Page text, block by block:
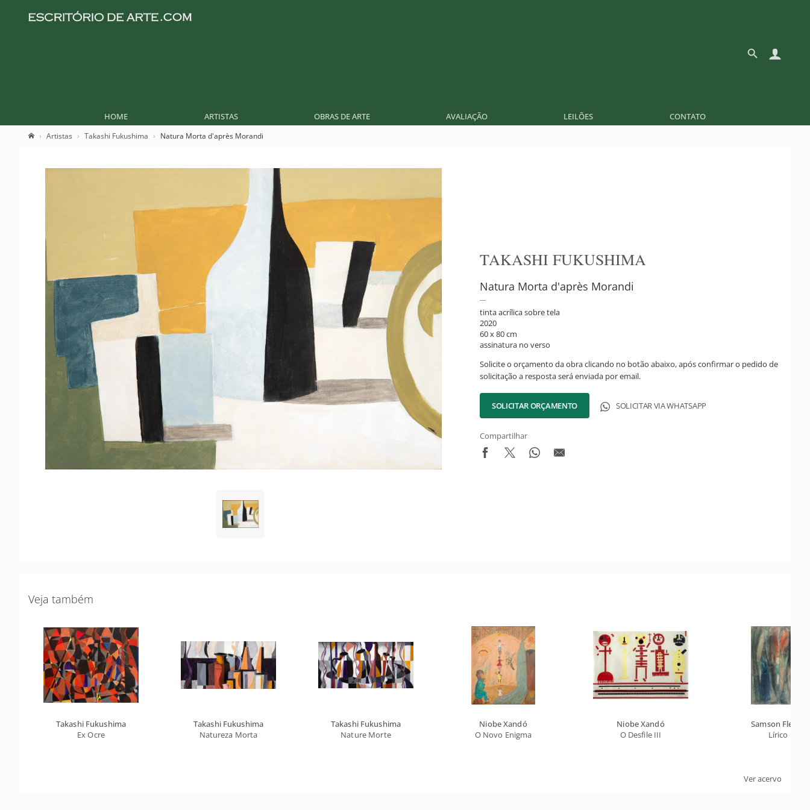
HOME ARTISTAS OBRAS DE ARTE AVALIAÇÃO LEILÕES CONTATO
Artistas Takashi Fukushima Natura Morta d'après Morandi
TAKASHI FUKUSHIMA
Natura Morta d'après Morandi
tinta acrílica sobre tela
2020
60 x 80 cm
assinatura no verso
Solicite o orçamento da obra clicando no botão abaixo, após confirmar o pedido de
solicitação a resposta será enviada por email.
SOLICITAR ORÇAMENTO SOLICITAR VIA WHATSAPP
Compartilhar
Veja também
Takashi Fukushima
Ex Ocre
Takashi Fukushima
Natureza Morta
Takashi Fukushima
Nature Morte
Niobe Xandó
O Novo Enigma
Niobe Xandó
O Desfile III
Samson Flexor
Lírico
Ver acervo